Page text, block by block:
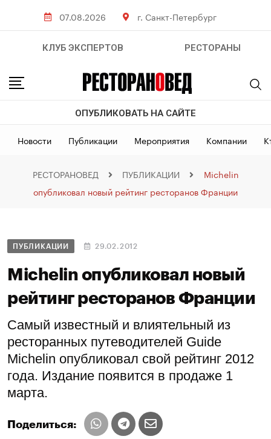
07.08.2026 г. Санкт-Петербург
КЛУБ ЭКСПЕРТОВ РЕСТОРАНЫ
ОПУБЛИКОВАТЬ НА САЙТЕ
Новости Публикации Мероприятия Компании
РЕСТОРАНОВЕД ПУБЛИКАЦИИ
Michelin
опубликовал новый рейтинг ресторанов Франции
ПУБЛИКАЦИИ 29.02.2012
Michelin опубликовал новый
рейтинг ресторанов Франции
Самый известный и влиятельный из
ресторанных путеводителей Guide
Michelin опубликовал свой рейтинг 2012
года. Издание появится в продаже 1
марта.
Поделиться: